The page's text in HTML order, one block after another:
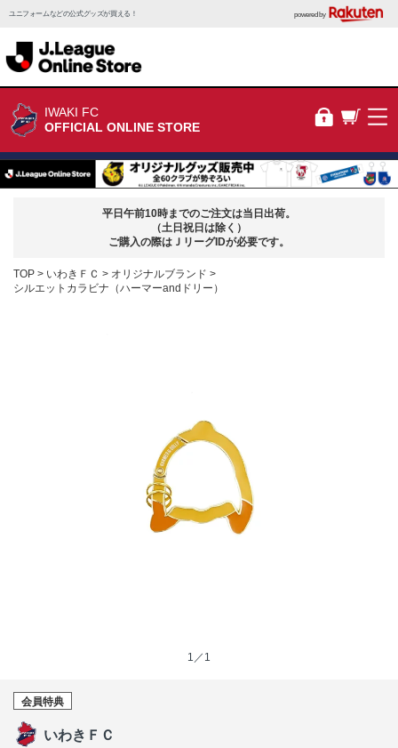
ユニフォームなどの公式グッズが買える！ powered by
IWAKI FC
OFFICIAL ONLINE STORE
平日午前10時までのご注文は当日出荷。
（土日祝日は除く）
ご購入の際はＪリーグIDが必要です。
TOP いわきＦＣ
オリジナルブランド
シルエットカラビナ（ハーマーandドリー）
1／1
会員特典
いわきＦＣ